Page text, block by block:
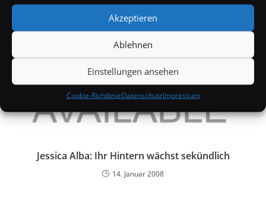
Akzeptieren
Ablehnen
Einstellungen ansehen
Cookie-RichtlinieDatenschutzImpressum
Jessica Alba: Ihr Hintern wächst sekündlich
14. Januar 2008